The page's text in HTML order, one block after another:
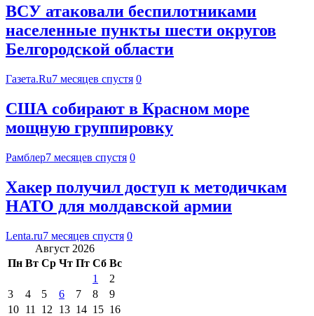
ВСУ атаковали беспилотниками
населенные пункты шести округов
Белгородской области
Газета.Ru7 месяцев спустя 0
США собирают в Красном море
мощную группировку
Рамблер7 месяцев спустя 0
Хакер получил доступ к методичкам
НАТО для молдавской армии
Lenta.ru7 месяцев спустя 0
Август 2026
Пн Вт Ср Чт Пт Сб Вс
1
2
3
4 5 6 7 8
9
10 11 12 13 14 15 16